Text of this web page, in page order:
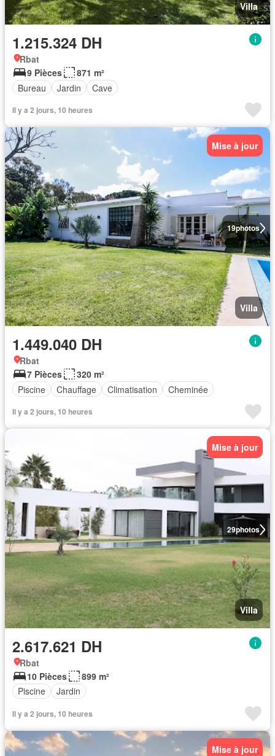
Villa
1.215.324 DH
Rbat
9 Pièces
871 m²
Bureau
Jardin Cave
Il y a 2 jours, 10 heures
19photos
Mise à jour
Villa
1.449.040 DH
Rbat
7 Pièces
320 m²
Piscine
Chauffage Climatisation Cheminée
Il y a 2 jours, 10 heures
29photos
Mise à jour
Villa
2.617.621 DH
Rbat
10 Pièces
899 m²
Piscine
Jardin
Il y a 2 jours, 10 heures
Mise à jour